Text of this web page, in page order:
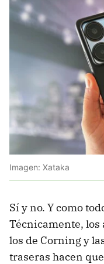
Imagen: Xataka
Sí y no. Y como
Técnicamente, los
los de Corning y
traseras hacen que